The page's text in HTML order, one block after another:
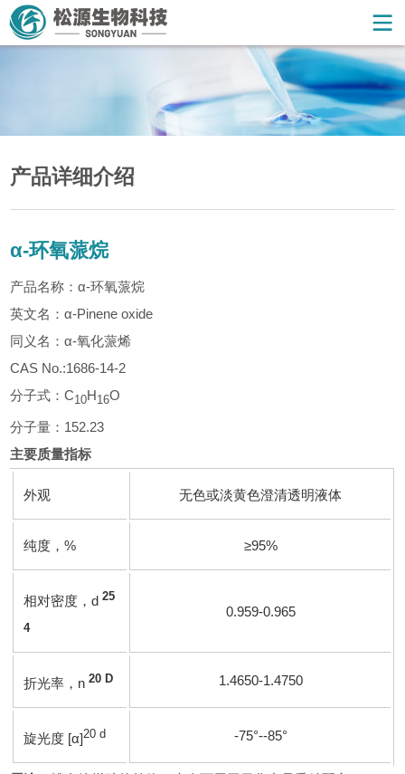
产品详细介绍
α-环氧蒎烷
产品名称：α-环氧蒎烷
英文名：α-Pinene oxide
同义名：α-氧化蒎烯
CAS No.:1686-14-2
分子式：C10H16O
分子量：152.23
主要质量指标
外观 无色或淡黄色澄清透明液体
纯度，% ≥95%
相对密度，d25
4
0.959-0.965
折光率， n20 D 1.4650-1.4750
旋光度 [α]20 d -75°--85°